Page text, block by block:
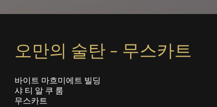
오만의 술탄 – 무스카트
바이트 마흐미에트 빌딩
샤 티 알 쿠 룸
무스카트